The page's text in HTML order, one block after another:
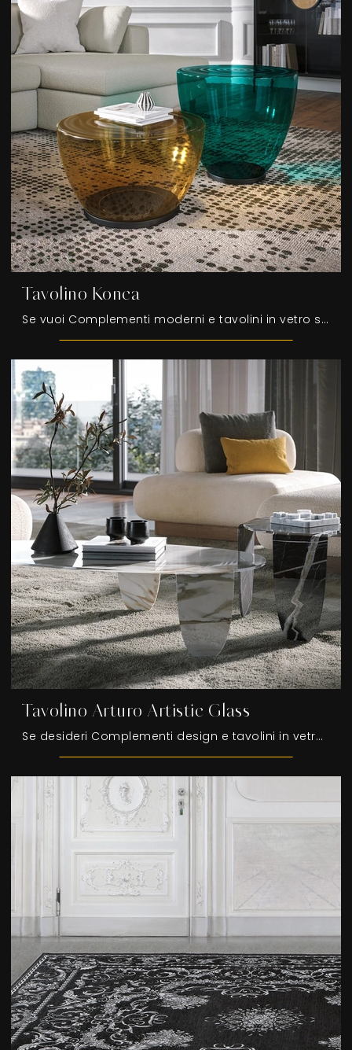
Tavolino Konca
Se vuoi Complementi moderni e tavolini in vetro scopri di più sul modello Tavolino Konca del marchio Tonin Casa.
Tavolino Arturo Artistic Glass
Se desideri Complementi design e tavolini in vetro scopri di più sul modello Tavolino Arturo Artistic Glass della marca Tonin Casa.